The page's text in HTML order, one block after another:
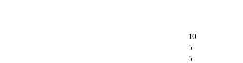
10
5
5